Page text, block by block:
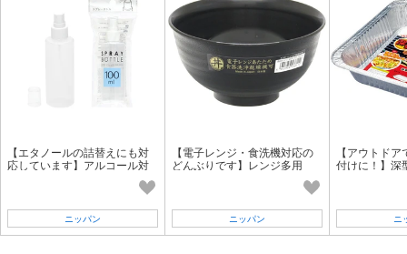
【エタノールの詰替えにも対
応しています】アルコール対
ニッパン
【電子レンジ・食洗機対応の
どんぶりです】レンジ多用
ニッパン
【アウトド
付けに！】深
ニ